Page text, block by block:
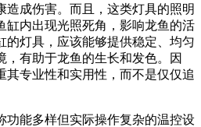
造成伤害。而且，这类灯具的照明
缸内出现光照死角，影响龙鱼的活
的灯具，应该能够提供稳定、均匀
，有助于龙鱼的生长和发色。因
其专业性和实用性，而不是仅仅追
功能多样但实际操作复杂的温控设